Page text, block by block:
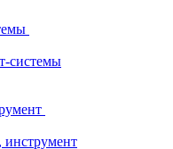
системы